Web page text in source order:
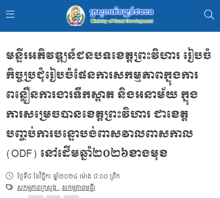
មន្ទីរអភិវឌ្ឍន៍ជនបទខេត្តព្រះវិហារ រៀបចំ
កិច្ចប្រជុំរៀបចំផែនការសកម្មភាពក្នុងការ
ពន្លឿនការងារទឹកស្អាត និងអនាម័យ ក្នុង
ការសម្រេចបានខេត្តព្រះវិហារ ជាខេត្ត
បញ្ចប់ការបន្ទោបង់ពាសវាលពាសកាល
(ODF) នៅដើមឆ្នាំ២០២៦ខាងមុខ
ថ្ងៃទី៨ ខែវិច្ឆិកា ឆ្នាំ២០២៤ ម៉ោង ៨:០០ ព្រឹក
សកម្មភាពក្រសួង,សកម្មភាពមន្ទីរ